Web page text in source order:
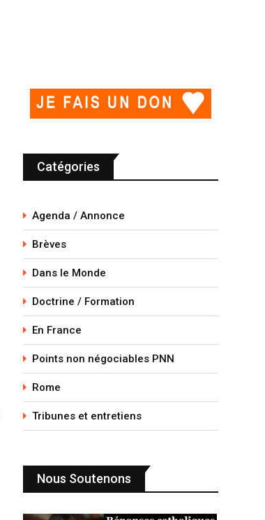
Catégories
Agenda / Annonce
Brèves
Dans le Monde
Doctrine / Formation
En France
Points non négociables PNN
Rome
Tribunes et entretiens
Nous Soutenons